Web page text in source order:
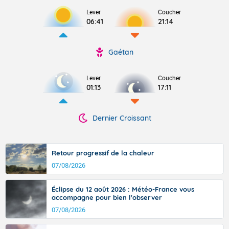
Lever
06:41
Coucher
21:14
Gaétan
Lever
01:13
Coucher
17:11
Dernier Croissant
Retour progressif de la chaleur
07/08/2026
Éclipse du 12 août 2026 : Météo-France vous
accompagne pour bien l'observer
07/08/2026